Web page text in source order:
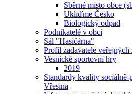
Sběrné místo obce
Ukliďme Česko
Biologický odpad
Podnikatelé v obci
Sál "Hasičárna"
Profil zadavatele veřejných
Vesnické sportovní hry
2019
Standardy kvality
Vřesina